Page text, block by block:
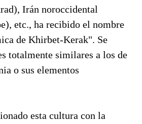
Irán noroccidental
etc., ha recibido el nombre
de Khirbet-Kerak". Se
totalmente similares a los de
o sus elementos
esta cultura con la